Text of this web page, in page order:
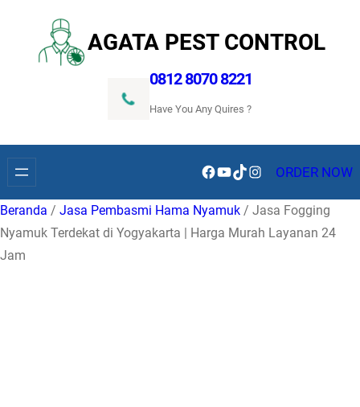
konten
AGATA PEST CONTROL
0812 8070 8221
Have You Any Quires ?
Facebook
YouTube
TikTokInstagramORDER NOW
Beranda / Jasa Pembasmi Hama Nyamuk / Jasa Fogging
Nyamuk Terdekat di Yogyakarta | Harga Murah Layanan 24
Jam